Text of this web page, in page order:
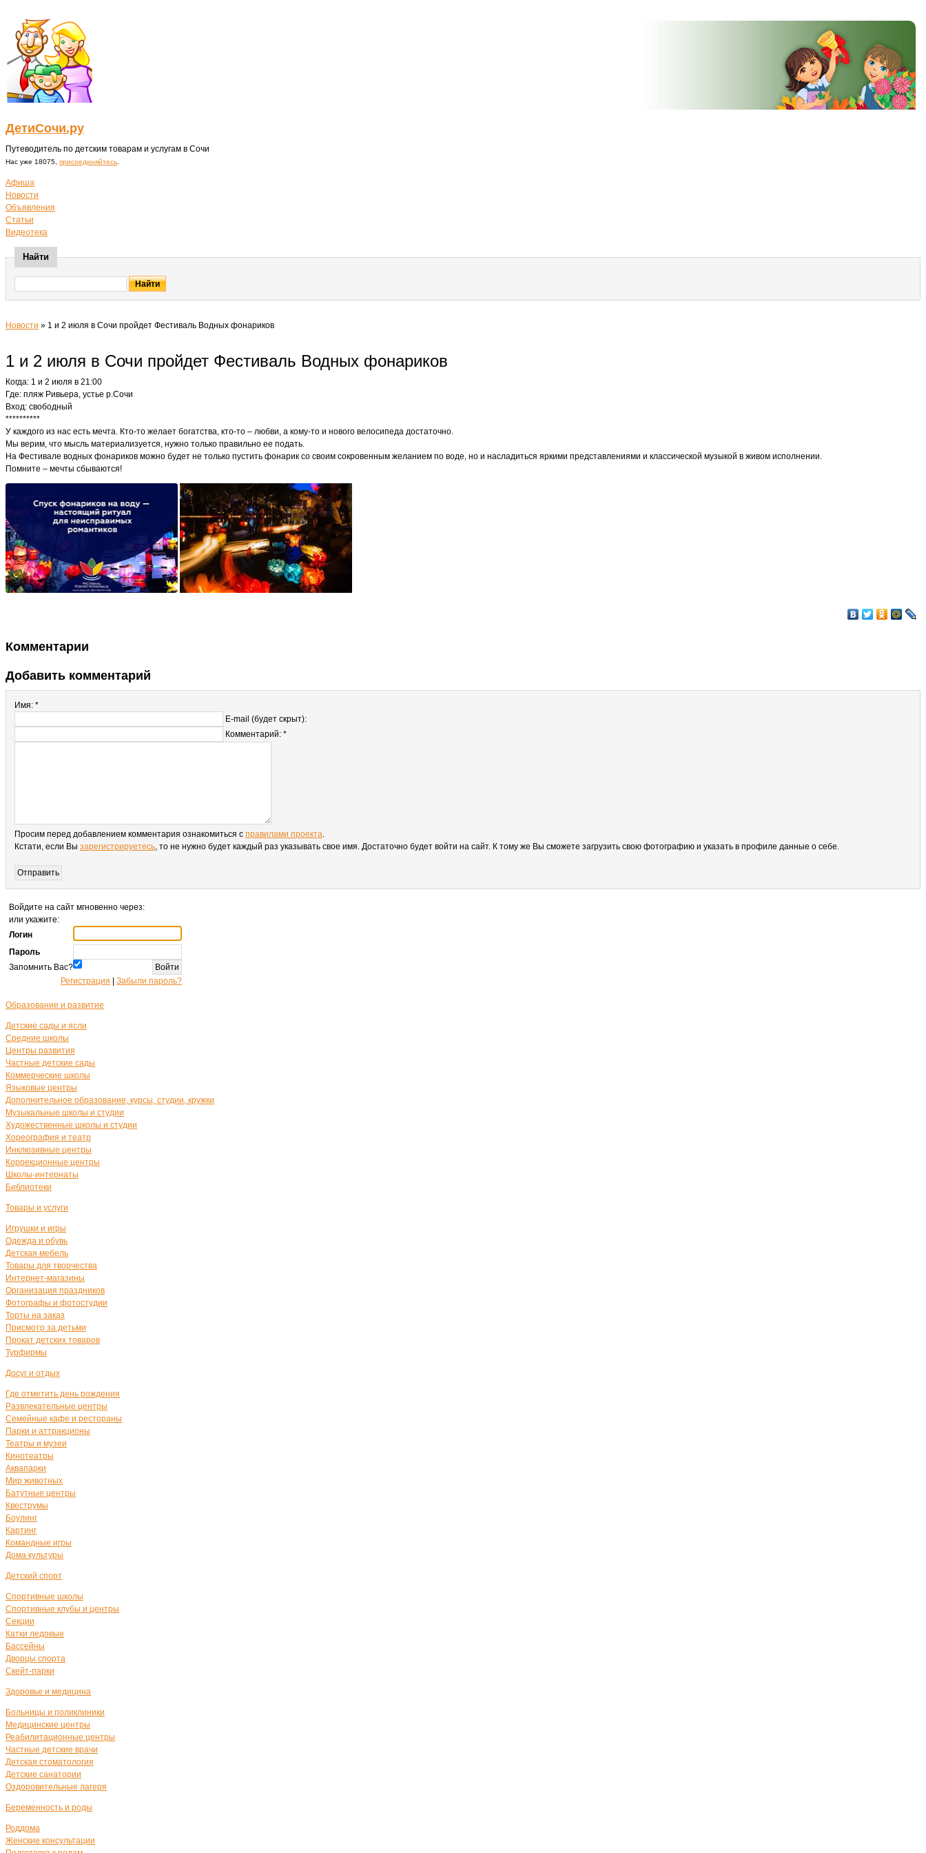
ДетиСочи.ру
Путеводитель по детским товарам и услугам в Сочи
Нас уже 18075, присоединяйтесь
Афиша
Новости
Объявления
Статьи
Видеотека
Найти
Новости » 1 и 2 июля в Сочи пройдет Фестиваль Водных фонариков
1 и 2 июля в Сочи пройдет Фестиваль Водных фонариков
Когда: 1 и 2 июля в 21:00
Где: пляж Ривьера, устье р.Сочи
Вход: свободный
**********
У каждого из нас есть мечта. Кто-то желает богатства, кто-то – любви, а кому-то и нового велосипеда достаточно.
Мы верим, что мысль материализуется, нужно только правильно ее подать.
На Фестивале водных фонариков можно будет не только пустить фонарик со своим сокровенным желанием по воде, но и насладиться яркими представлениями и классической музыкой в живом исполнении.
Помните – мечты сбываются!
Комментарии
Добавить комментарий
Имя: *
E-mail (будет скрыт):
Комментарий: *
Просим перед добавлением комментария ознакомиться с правилами проекта.
Кстати, если Вы зарегистрируетесь, то не нужно будет каждый раз указывать свое имя. Достаточно будет войти на сайт. К тому же Вы сможете загрузить свою фотографию и указать в профиле данные о себе.
Войдите на сайт мгновенно через:
или укажите:
Логин
Пароль
Запомнить Вас?
Регистрация
Забыли пароль?
Образование и развитие
Детские сады и ясли
Средние школы
Центры развития
Частные детские сады
Коммерческие школы
Языковые центры
Дополнительное образование, курсы, студии, кружки
Музыкальные школы и студии
Художественные школы и студии
Хореография и театр
Инклюзивные центры
Коррекционные центры
Школы-интернаты
Библиотеки
Товары и услуги
Игрушки и игры
Одежда и обувь
Детская мебель
Товары для творчества
Интернет-магазины
Организация праздников
Фотографы и фотостудии
Торты на заказ
Присмотр за детьми
Прокат детских товаров
Турфирмы
Досуг и отдых
Где отметить день рождения
Развлекательные центры
Семейные кафе и рестораны
Парки и аттракционы
Театры и музеи
Кинотеатры
Аквапарки
Мир животных
Батутные центры
Квеструмы
Боулинг
Картинг
Командные игры
Дома культуры
Детский спорт
Спортивные школы
Спортивные клубы и центры
Секции
Катки ледовые
Бассейны
Дворцы спорта
Скейт-парки
Здоровье и медицина
Больницы и поликлиники
Медицинские центры
Реабилитационные центры
Частные детские врачи
Детская стоматология
Детские санатории
Оздоровительные лагеря
Беременность и роды
Роддома
Женские консультации